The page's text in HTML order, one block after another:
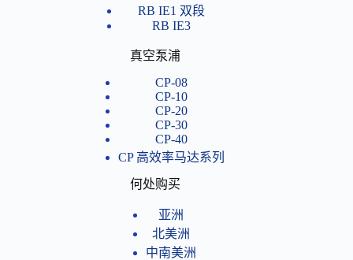
RB IE1 双段
RB IE3
真空泵浦
CP-08
CP-10
CP-20
CP-30
CP-40
CP 高效率马达系列
何处购买
亚洲
北美洲
中南美洲